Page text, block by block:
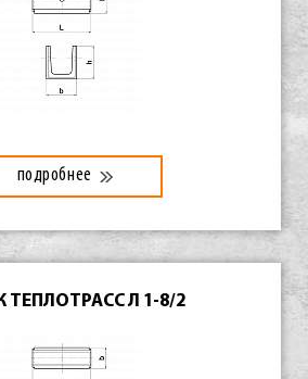
подробнее
ТЕПЛОТРАСС Л 1-8/2